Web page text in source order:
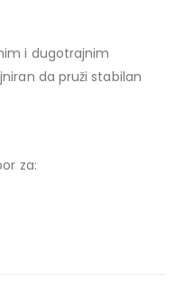
i dugotrajnim
da pruži stabilan
za: